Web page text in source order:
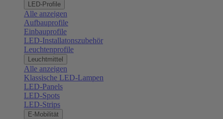
LED-Profile
Alle anzeigen
Aufbauprofile
Einbauprofile
LED-Installatonszubehör
Leuchtenprofile
Leuchtmittel
Alle anzeigen
Klassische LED-Lampen
LED-Panels
LED-Spots
LED-Strips
E-Mobilität